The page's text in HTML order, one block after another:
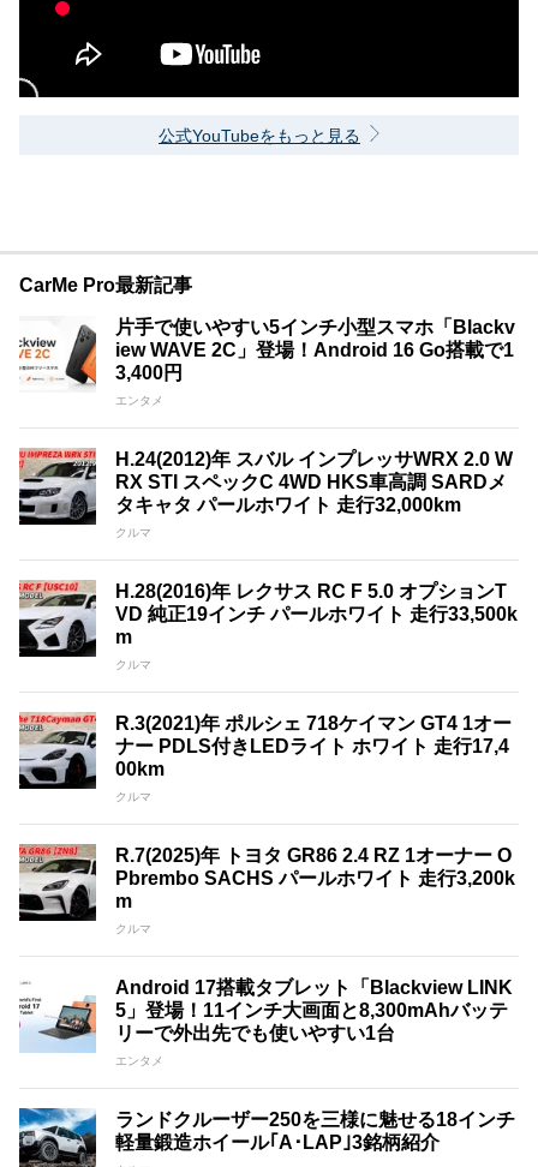
公式YouTubeをもっと見る
CarMe Pro最新記事
片手で使いやすい5インチ小型スマホ「Blackv
iew WAVE 2C」登場！Android 16 Go搭載で1
3,400円
エンタメ
H.24(2012)年 スバル インプレッサWRX 2.0 W
RX STI スペックC 4WD HKS車高調 SARDメ
タキャタ パールホワイト 走行32,000km
クルマ
H.28(2016)年 レクサス RC F 5.0 オプションT
VD 純正19インチ パールホワイト 走行33,500k
m
クルマ
R.3(2021)年 ポルシェ 718ケイマン GT4 1オー
ナー PDLS付きLEDライト ホワイト 走行17,4
00km
クルマ
R.7(2025)年 トヨタ GR86 2.4 RZ 1オーナー O
Pbrembo SACHS パールホワイト 走行3,200k
m
クルマ
Android 17搭載タブレット「Blackview LINK
5」登場！11インチ大画面と8,300mAhバッテ
リーで外出先でも使いやすい1台
エンタメ
ランドクルーザー250を三様に魅せる18インチ
軽量鍛造ホイール｢A･LAP｣3銘柄紹介